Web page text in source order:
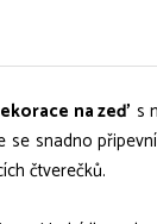
na zeď s
se snadno
čtverečků.